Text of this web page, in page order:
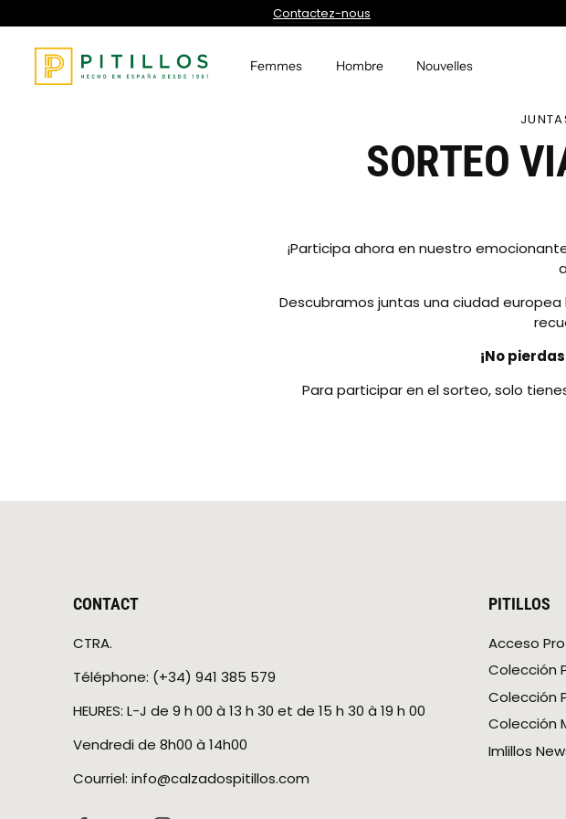
Contactez-nous
Femmes Hombre Nouvelles
SORTEO
¡Participa ahora en nuestro
Descubramos juntas una ciudad
¡No
Para participar en el sorteo, solo
CONTACT
CTRA.
Téléphone: (+34) 941 385 579
HEURES: L-J de 9 h 00 à 13 h 30 et de 15 h 30 à 19 h 00
Vendredi de 8h00 à 14h00
Courriel: info@calzadospitillos.com
PITILLOS
Acceso
Colección
Colección
Colección
Imlillos